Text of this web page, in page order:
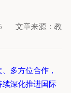
文章来源：教
多方位合作，
续深化推进国际